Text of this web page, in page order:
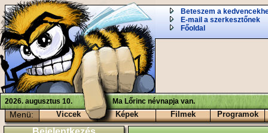
Beteszem a
E-mail a szerkesztőnek
Főoldal
2026. augusztus 10. Ma Lőrinc névnapja van.
Menü: Viccek Képek Filmek Programok